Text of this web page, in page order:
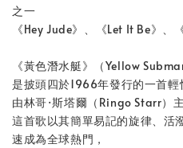
之一
《Hey Jude》、《Let It Be》
《黃色潛水艇》（Yellow
是披頭四於1966年發行的一首輕
由林哥·斯塔爾（Ringo Starr）主
這首歌以其簡單易記的旋律、活
速成為全球熱門，